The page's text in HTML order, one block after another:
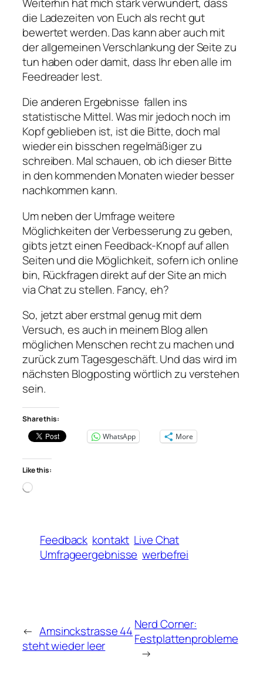
die Ladezeiten von Euch als recht gut
bewertet werden. Das kann aber auch mit
der allgemeinen Verschlankung der Seite zu
tun haben oder damit, dass Ihr eben alle im
Feedreader lest.
Die anderen Ergebnisse fallen ins
statistische Mittel. Was mir jedoch noch im
Kopf geblieben ist, ist die Bitte, doch mal
wieder ein bisschen regelmäßiger zu
schreiben. Mal schauen, ob ich dieser Bitte
in den kommenden Monaten wieder besser
nachkommen kann.
Um neben der Umfrage weitere
Möglichkeiten der Verbesserung zu geben,
gibts jetzt einen Feedback-Knopf auf allen
Seiten und die Möglichkeit, sofern ich online
bin, Rückfragen direkt auf der Site an mich
via Chat zu stellen. Fancy, eh?
So, jetzt aber erstmal genug mit dem
Versuch, es auch in meinem Blog allen
möglichen Menschen recht zu machen und
zurück zum Tagesgeschäft. Und das wird im
nächsten Blogposting wörtlich zu verstehen
sein.
Share this:
WhatsApp
More
Like this:
Loading…
Feedback kontakt Live Chat
Umfrageergebnisse werbefrei
← Amsinckstrasse 44
steht wieder leer
Nerd Corner:
Festplattenprobleme
→